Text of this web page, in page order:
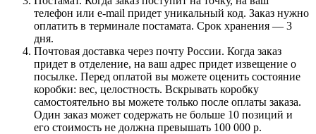
телефон или e-mail придет уникальный код. Заказ нужно
оплатить в терминале постамата. Срок хранения — 3
дня.
Почтовая доставка через почту России. Когда заказ
придет в отделение, на ваш адрес придет извещение о
посылке. Перед оплатой вы можете оценить состояние
коробки: вес, целостность. Вскрывать коробку
самостоятельно вы можете только после оплаты заказа.
Один заказ может содержать не больше 10 позиций и
его стоимость не должна превышать 100 000 р.